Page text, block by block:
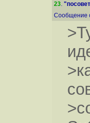
23.
Сообщение